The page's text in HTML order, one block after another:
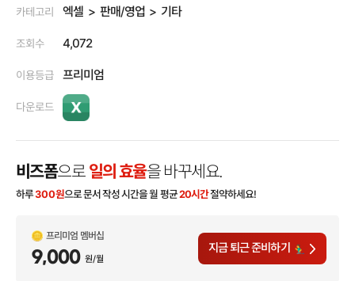
카테고리 엑셀 판매/영업 기타
조회수 4,072
이용등급 프리미엄
다운로드
비즈폼으로 일의 효율을 바꾸세요.
하루300원으로 문서 작성 시간을 월 평균20시간절약하세요!
프리미엄 멤버십
9,000 원/월
지금 퇴근 준비하기